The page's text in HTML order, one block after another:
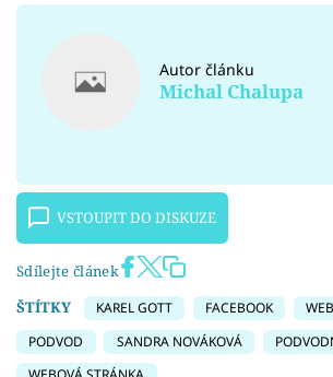
Autor článku
Michal Chalupa
VSTOUPIT DO DISKUZE
Sdílejte článek
ŠTÍTKY
KAREL GOTT FACEBOOK WEB
PODVOD
SANDRA NOVÁKOVÁ